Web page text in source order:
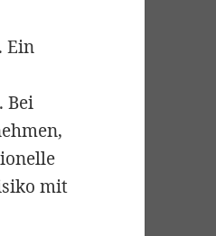
Ein
Bei
mit